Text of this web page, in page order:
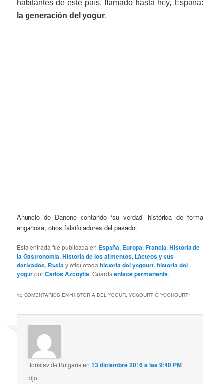
habitantes de este país, llamado hasta hoy, España:
la generación del yogur.
Anuncio de Danone contando ‘su verdad’ histórica de forma
engañosa, otros falsificadores del pasado.
Esta entrada fue publicada en España, Europa,Francia,Historia de
la Gastronomía,Historia de los alimentos, Lácteos y sus
derivados, Rusiay etiquetadahistoria del yogourt,historia del
yogurporCarlos Azcoytia. Guardaenlace permanente.
13 COMENTARIOS EN “HISTORIA DEL YOGUR, YOGOURT O YOGHOURT”
Borislav de Bulgaria en13 diciembre 2016 a las 9:40 PM
dijo: